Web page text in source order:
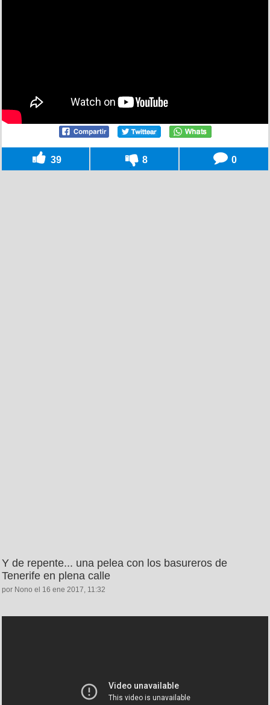
39 8 0
Y de repente... una pelea con los basureros de
Tenerife en plena calle
por Nono el 16 ene 2017, 11:32